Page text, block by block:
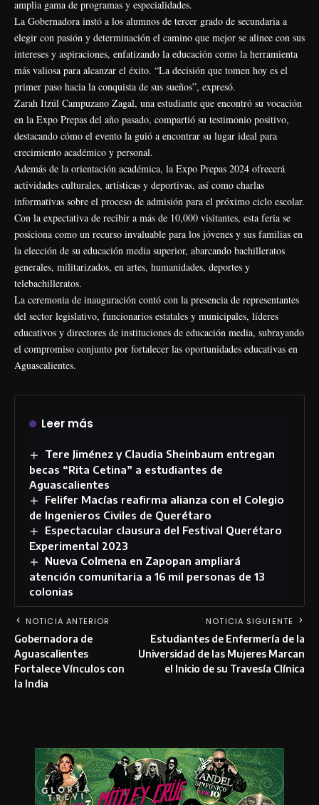
amplia gama de programas y especialidades.
La Gobernadora instó a los alumnos de tercer grado de secundaria a
elegir con pasión y determinación el camino que mejor se alinee con sus
intereses y aspiraciones, enfatizando la educación como la herramienta
más valiosa para alcanzar el éxito. “La decisión que tomen hoy es el
primer paso hacia la conquista de sus sueños”, expresó.
Zarah Itzúl Campuzano Zagal, una estudiante que encontró su vocación
en la Expo Prepas del año pasado, compartió su testimonio positivo,
destacando cómo el evento la guió a encontrar su lugar ideal para
crecimiento académico y personal.
Además de la orientación académica, la Expo Prepas 2024 ofrecerá
actividades culturales, artísticas y deportivas, así como charlas
informativas sobre el proceso de admisión para el próximo ciclo escolar.
Con la expectativa de recibir a más de 10,000 visitantes, esta feria se
posiciona como un recurso invaluable para los jóvenes y sus familias en
la elección de su educación media superior, abarcando bachilleratos
generales, militarizados, en artes, humanidades, deportes y
telebachilleratos.
La ceremonia de inauguración contó con la presencia de representantes
del sector legislativo, funcionarios estatales y municipales, líderes
educativos y directores de instituciones de educación media, subrayando
el compromiso conjunto por fortalecer las oportunidades educativas en
Aguascalientes.
Leer más
Tere Jiménez y Claudia Sheinbaum entregan
becas “Rita Cetina” a estudiantes de
Aguascalientes
Felifer Macías reafirma alianza con el Colegio
de Ingenieros Civiles de Querétaro
Espectacular clausura del Festival Querétaro
Experimental 2023
Nueva Colmena en Zapopan ampliará
atención comunitaria a 16 mil personas de 13
colonias
NOTICIA ANTERIOR
Gobernadora de
Aguascalientes
Fortalece Vínculos con
la India
NOTICIA SIGUIENTE
Estudiantes de Enfermería de la
Universidad de las Mujeres Marcan
el Inicio de su Travesía Clínica